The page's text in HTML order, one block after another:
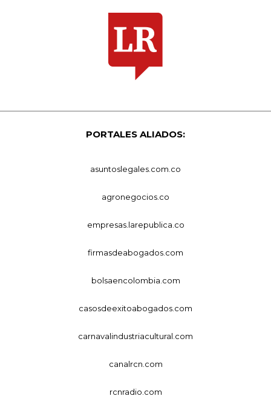
PORTALES ALIADOS:
asuntoslegales.com.co
agronegocios.co
empresas.larepublica.co
firmasdeabogados.com
bolsaencolombia.com
casosdeexitoabogados.com
carnavalindustriacultural.com
canalrcn.com
rcnradio.com